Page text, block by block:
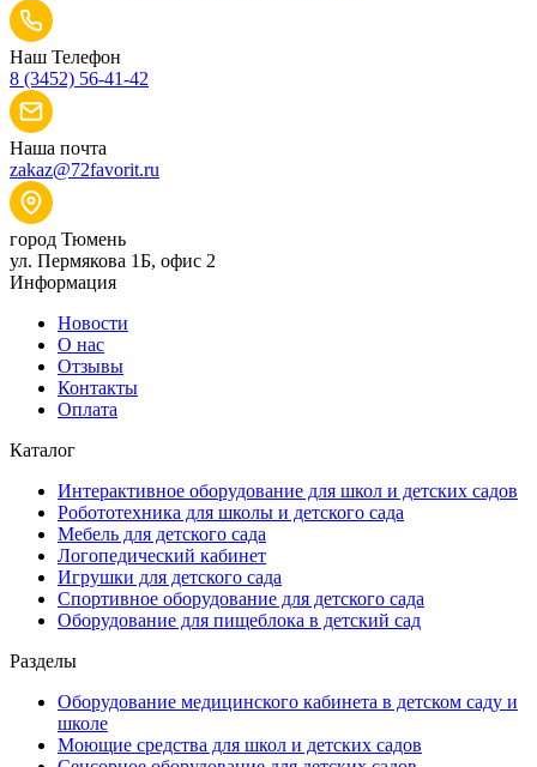
Наш Телефон
8 (3452) 56-41-42
Наша почта
zakaz@72favorit.ru
город Тюмень
ул. Пермякова 1Б, офис 2
Информация
Новости
О нас
Отзывы
Контакты
Оплата
Каталог
Интерактивное оборудование для школ и детских садов
Робототехника для школы и детского сада
Мебель для детского сада
Логопедический кабинет
Игрушки для детского сада
Спортивное оборудование для детского сада
Оборудование для пищеблока в детский сад
Разделы
Оборудование медицинского кабинета в детском саду и
школе
Моющие средства для школ и детских садов